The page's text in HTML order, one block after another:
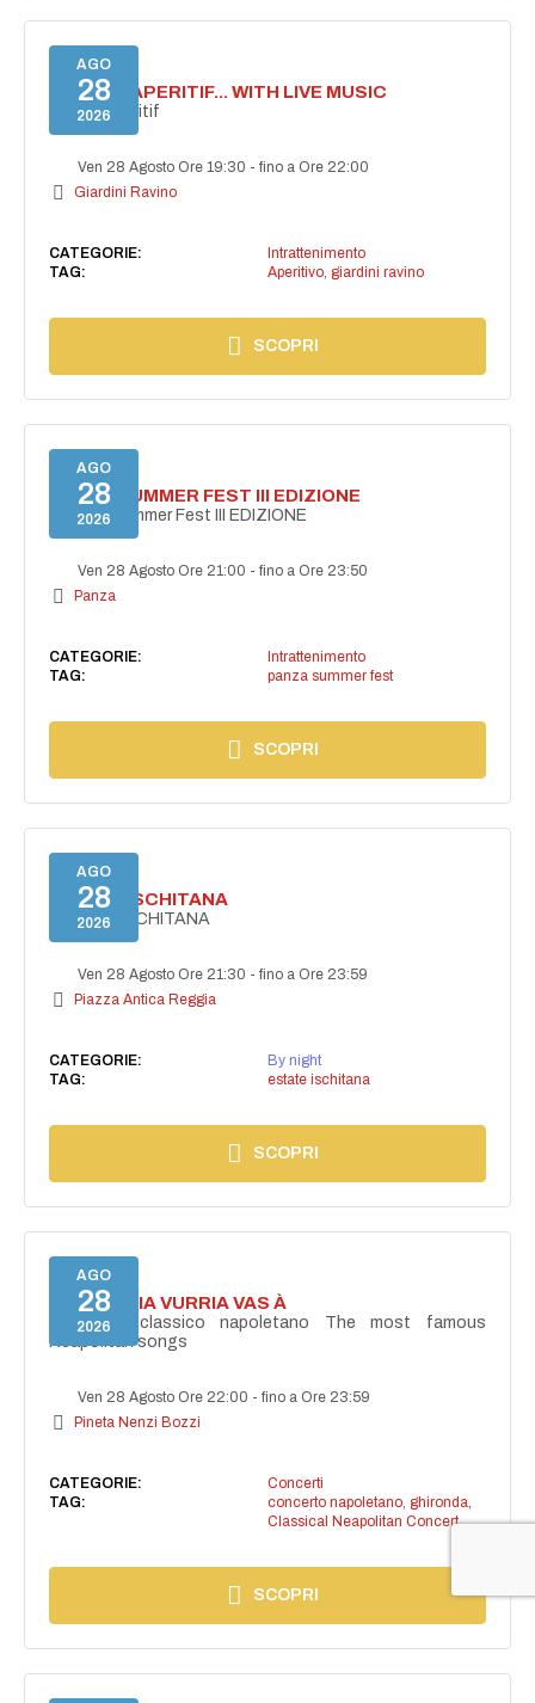
AGO
28
2026
SECRET APERITIF... WITH LIVE MUSIC
Secret aperitif
Ven 28 Agosto Ore 19:30 -fino a Ore 22:00
Giardini Ravino
CATEGORIE:
Intrattenimento
TAG:
Aperitivo, giardini ravino
SCOPRI
AGO
28
2026
PANZA SUMMER FEST III EDIZIONE
PANZA Summer Fest III EDIZIONE
Ven 28 Agosto Ore 21:00 -fino a Ore 23:50
Panza
CATEGORIE:
Intrattenimento
TAG:
panza summer fest
SCOPRI
AGO
28
2026
ESTATE ISCHITANA
ESTATE ISCHITANA
Ven 28 Agosto Ore 21:30 -fino a Ore 23:59
Piazza Antica Reggia
CATEGORIE:
By night
TAG:
estate ischitana
SCOPRI
AGO
28
2026
I'TE VURRIA VURRIA VAS À
Concerto classico napoletano The most famous
Neapolitan songs
Ven 28 Agosto Ore 22:00 -fino a Ore 23:59
Pineta Nenzi Bozzi
CATEGORIE:
Concerti
TAG:
concerto napoletano, ghironda,
Classical Neapolitan Concert
SCOPRI